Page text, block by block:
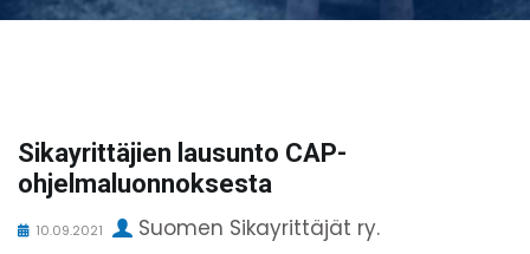
Sikayrittäjien lausunto CAP-
ohjelmaluonnoksesta
10.09.2021
Suomen Sikayrittäjät ry.